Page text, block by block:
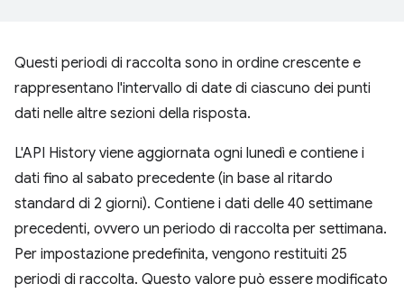
Questi periodi di raccolta sono in ordine crescente e
rappresentano l'intervallo di date di ciascuno dei punti
dati nelle altre sezioni della risposta.
L'API History viene aggiornata ogni lunedì e contiene i
dati fino al sabato precedente (in base al ritardo
standard di 2 giorni). Contiene i dati delle 40 settimane
precedenti, ovvero un periodo di raccolta per settimana.
Per impostazione predefinita, vengono restituiti 25
periodi di raccolta. Questo valore può essere modificato